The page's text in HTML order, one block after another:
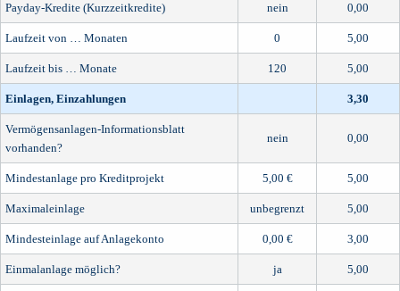
Payday-Kredite (Kurzzeitkredite) nein 0,00
Laufzeit von … Monaten 0 5,00
Laufzeit bis … Monate 120 5,00
Einlagen, Einzahlungen 3,30
Vermögensanlagen-Informationsblatt
vorhanden?
nein 0,00
Mindestanlage pro Kreditprojekt 5,00 € 5,00
Maximaleinlage unbegrenzt 5,00
Mindesteinlage auf Anlagekonto 0,00 € 3,00
Einmalanlage möglich? ja 5,00